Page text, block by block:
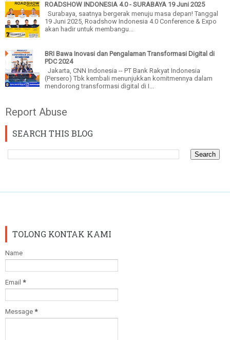
ROADSHOW INDONESIA 4.0 - SURABAYA 19 Juni 2025
Surabaya, saatnya bergerak menuju masa depan! Tanggal
19 Juni 2025, Roadshow Indonesia 4.0 Conference & Expo
akan hadir untuk membangu...
BRI Bawa Inovasi dan Pengalaman Transformasi Digital di
PDC 2024
Jakarta, CNN Indonesia -- PT Bank Rakyat Indonesia
(Persero) Tbk kembali menunjukkan komitmennya dalam
mendorong transformasi digital di I...
Report Abuse
SEARCH THIS BLOG
TOLONG KONTAK KAMI
Name
Email *
Message *